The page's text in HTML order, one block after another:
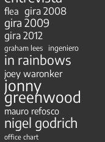
flea gira 2008
gira 2009
gira 2012
graham lees ingeniero
in rainbows
joey waronker
jonny
greenwood
mauro refosco
nigel godrich
office chart